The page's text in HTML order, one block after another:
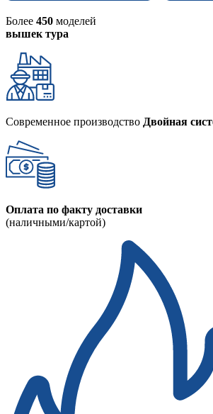
Более 450 моделей
вышек тура
Современное производство Двойная
Оплата по факту доставки
(наличными/картой)